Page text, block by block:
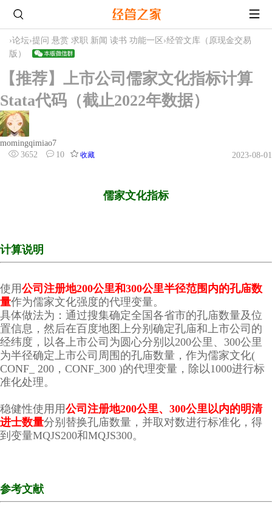
›论坛›提问 悬赏 求职 新闻 读书 功能一区 ›经管文库（原现金交易
版）
【推荐】上市公司儒家文化指标计算
Stata代码（截止2022年数据）
momingqimiao7
3652
10 收藏 2023-08-01
儒家文化指标
计算说明
使用公司注册地200公里和300公里半径范围内的孔庙数
量作为儒家文化强度的代理变量。
具体做法为：通过搜集确定全国各省市的孔庙数量及位
置信息，然后在百度地图上分别确定孔庙和上市公司的
经纬度，以各上市公司为圆心分别以200公里、300公里
为半径确定上市公司周围的孔庙数量，作为儒家文化(
CONF_ 200，CONF_300 )的代理变量，除以1000进行标
准化处理。
稳健性使用用公司注册地200公里、300公里以内的明清
进士数量分别替换孔庙数量，并取对数进行标准化，得
到变量MQJS200和MQJS300。
参考文献